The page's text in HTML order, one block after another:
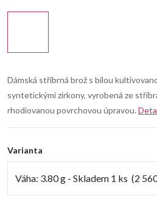
Dámská stříbrná brož s bílou
syntetickými zirkony, vyrobená ze
rhodiovanou povrchovou úpravou.
Varianta